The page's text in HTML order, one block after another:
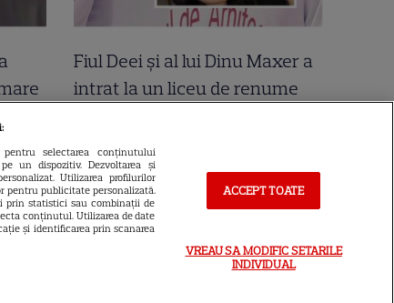
Fiul Deei și al lui Dinu Maxer a
intrat la un liceu de renume
fără meditații, cu note maxime
pentru selectarea conținutului
un dispozitiv. Dezvoltarea și
Utilizarea profilurilor
pentru publicitate personalizată.
prin statistici sau combinații de
conținutul. Utilizarea de date
și identificarea prin scanarea
ACCEPT TOATE
VREAU SA MODIFIC SETARILE
INDIVIDUAL